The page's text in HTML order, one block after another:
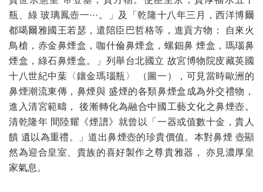
瓶、綠 玻璃鳳壺一···。」及「乾隆十八年三月，西洋博爾
都噶爾雅國王若瑟，遣陪臣巴哲格等，進貢方物： 自來火
鳥槍，赤金鼻煙盒，咖什倫鼻煙盒，螺鈿鼻 煙盒，瑪瑙鼻
煙盒，綠石鼻煙盒。」列舉台北國立 故宮博物院庋藏英國
十八世紀中葉〈鑲金瑪瑙瓶〉 （圖一），可見當時歐洲的
鼻煙潮流東傳，鼻煙與 盛煙的各類鼻煙盒成為外交禮物，
進入清宮範疇， 後漸轉化為融合中國工藝文化之鼻煙壺。
清乾隆年 間陸耀《煙譜》就曾以「一器或值數十金，貴人
饋 遺以為重禮。」道出鼻煙壺的珍貴價值。本對鼻煙 壺顯
然為迎合皇室、貴族的喜好製作之尊貴雅器， 亦見濃厚皇
家氣息。